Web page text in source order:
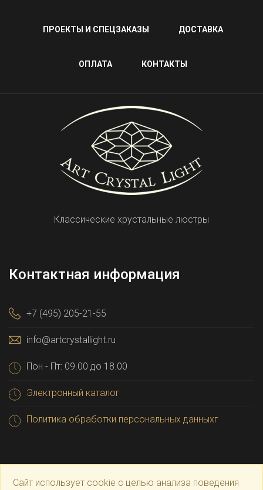
ПРОЕКТЫ И СПЕЦЗАКАЗЫ ДОСТАВКА
ОПЛАТА КОНТАКТЫ
Классические хрустальные люстры
Контактная информация
+7 (495) 205-21-55
info@artcrystallight.ru
Пон - Пт: 09.00 до 18.00
Электронный каталог
Политика обработки персональных данныхг
Сайт использует cookie с целью анализа поведения